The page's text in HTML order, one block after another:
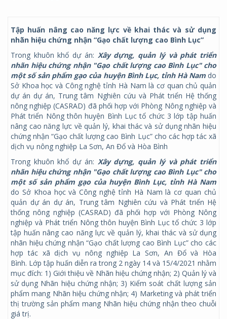
Tập huấn nâng cao năng lực về khai thác và sử dụng
nhãn hiệu chứng nhận “Gạo chất lượng cao Bình Lục”
Trong khuôn khổ dự án: Xây dựng, quản lý và phát triển
nhãn hiệu chứng nhận "Gạo chất lượng cao Bình Lục" cho
một số sản phẩm gạo của huyện Bình Lục, tỉnh Hà Namdo
Sở Khoa học và Công nghệ tỉnh Hà Nam là cơ quan chủ quản
dự án dự án, Trung tâm Nghiên cứu và Phát triển Hệ thống
nông nghiệp (CASRAD) đã phối hợp với Phòng Nông nghiệp và
Phát triển Nông thôn huyện Bình Lục tổ chức 3 lớp tập huấn
nâng cao năng lực về quản lý, khai thác và sử dụng nhãn hiệu
chứng nhận “Gạo chất lượng cao Bình Lục” cho các hợp tác xã
dịch vụ nông nghiệp La Sơn, An Đổ và Hòa Bình
Trong khuôn khổ dự án: Xây dựng, quản lý và phát triển
nhãn hiệu chứng nhận "Gạo chất lượng cao Bình Lục" cho
một số sản phẩm gạo của huyện Bình Lục, tỉnh Hà Nam
do Sở Khoa học và Công nghệ tỉnh Hà Nam là cơ quan chủ
quản dự án dự án, Trung tâm Nghiên cứu và Phát triển Hệ
thống nông nghiệp (CASRAD) đã phối hợp với Phòng Nông
nghiệp và Phát triển Nông thôn huyện Bình Lục tổ chức 3 lớp
tập huấn nâng cao năng lực về quản lý, khai thác và sử dụng
nhãn hiệu chứng nhận “Gạo chất lượng cao Bình Lục” cho các
hợp tác xã dịch vụ nông nghiệp La Sơn, An Đổ và Hòa
Bình. Lớp tập huấn diễn ra trong 2 ngày 14 và 15/4/2021 nhằm
mục đích: 1) Giới thiệu về Nhãn hiệu chứng nhận; 2) Quản lý và
sử dụng Nhãn hiệu chứng nhận; 3) Kiểm soát chất lượng sản
phẩm mang Nhãn hiệu chứng nhận; 4) Marketing và phát triển
thị trường sản phẩm mang Nhãn hiệu chứng nhận theo chuỗi
giá trị.